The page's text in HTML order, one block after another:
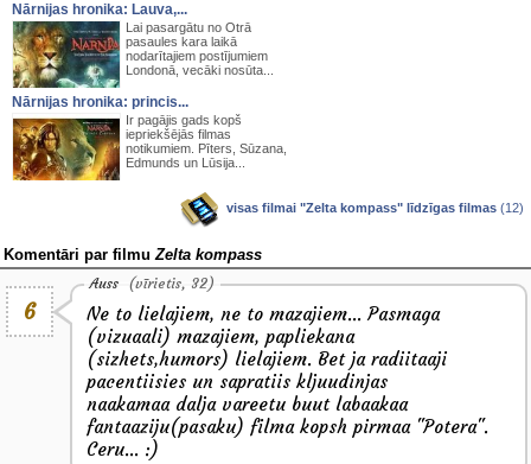
Nārnijas hronika: Lauva,...
Lai pasargātu no Otrā
pasaules kara laikā
nodarītajiem postījumiem
Londonā, vecāki nosūta...
Nārnijas hronika: princis...
Ir pagājis gads kopš
iepriekšējās filmas
notikumiem. Pīters, Sūzana,
Edmunds un Lūsija...
visas filmai "Zelta kompass" līdzīgas filmas (12)
Komentāri par filmuZelta kompass
6
Auss (vīrietis, 32)
Ne to lielajiem, ne to mazajiem... Pasmaga
(vizuaali) mazajiem, papliekana
(sizhets,humors) lielajiem. Bet ja radiitaaji
pacentiisies un sapratiis kljuudinjas
naakamaa dalja vareetu buut labaakaa
fantaaziju(pasaku) filma kopsh pirmaa "Potera".
Ceru... :)